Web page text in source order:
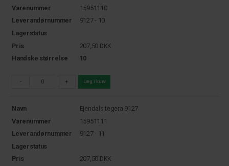
Varenummer
15951110
Leverandørnummer
9127 - 10
Lagerstatus
Pris
207,50 DKK
Handske størrelse
10
- + Læg i kurv
Navn
Ejendals tegera 9127
Varenummer
15951111
Leverandørnummer
9127 - 11
Lagerstatus
Pris
207,50 DKK